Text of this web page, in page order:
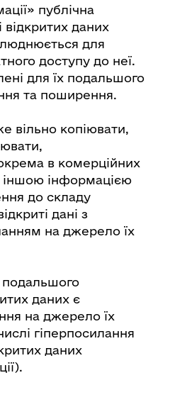
публічна
даних
для
доступу до неї.
для їх подальшого
та поширення.
вільно копіювати,
в комерційних
іншою інформацією
до складу
дані з
на джерело їх
даних є
на джерело їх
гіперпосилання
даних